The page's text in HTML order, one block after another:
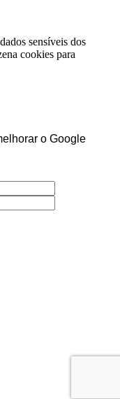
sensíveis dos
cookies para
o Google